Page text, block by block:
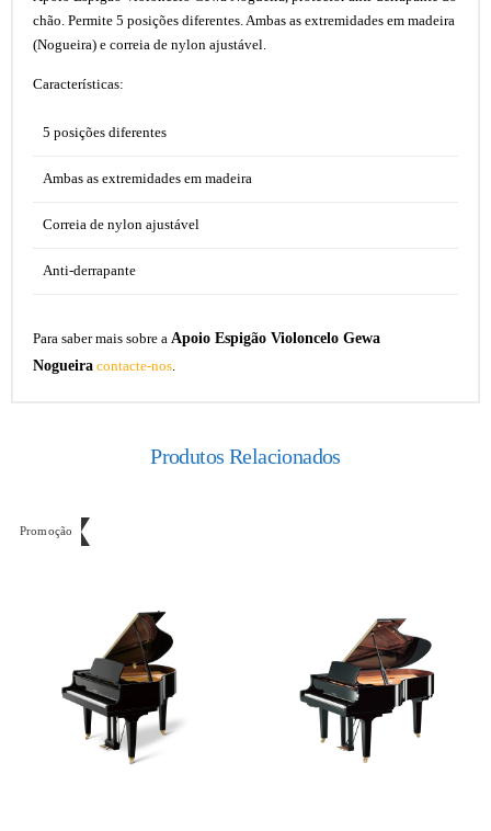
chão. Permite 5 posições diferentes. Ambas as extremidades em madeira
(Nogueira) e correia de nylon ajustável.
Características:
5 posições diferentes
Ambas as extremidades em madeira
Correia de nylon ajustável
Anti-derrapante
Para saber mais sobre a Apoio Espigão Violoncelo Gewa
Nogueira contacte-nos.
Produtos Relacionados
Promoção